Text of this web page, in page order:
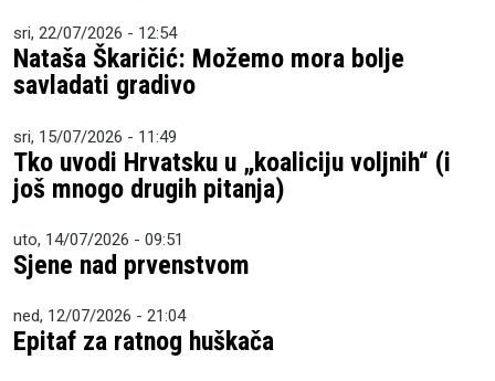
sri, 22/07/2026 - 12:54
Nataša Škaričić: Možemo mora bolje
savladati gradivo
sri, 15/07/2026 - 11:49
Tko uvodi Hrvatsku u „koaliciju voljnih“ (i
još mnogo drugih pitanja)
uto, 14/07/2026 - 09:51
Sjene nad prvenstvom
ned, 12/07/2026 - 21:04
Epitaf za ratnog huškača